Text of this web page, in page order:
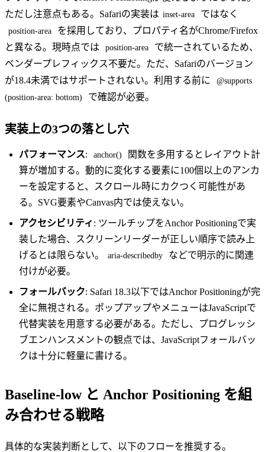
ただし注意点もある。Safariの実装は inset-area ではなく
position-area
を採用しており、プロパティ名がChrome/Firefox
と異なる。現時点では
position-area
で統一されているため、
ベンダープレフィックス不要だ。ただ、Safariのバージョン
が18.4未満ではサポートされない。利用する前に
@supports
(position-area: bottom)
で確認が必要。
実装上の3つの落とし穴
パフォーマンス: anchor()
関数を多用するとレイアウト計
算が増加する。動的に変化する要素に100個以上のアンカ
ーを設定すると、スクロール時にカクつく可能性があ
る。SVG要素やCanvas内では使えない。
アクセシビリティ : ツールチップをAnchor Positioningで実
装した場合、スクリーンリーダーが正しい順序で読み上
げるとは限らない。
aria-describedby
などで明示的に関連
付けが必要。
フォールバック: Safari 18.3以下ではAnchor Positioningが完
全に無視される。ポップアップやメニューはJavaScriptで
代替実装を用意する必要がある。ただし、プログレッシ
ブエンハンスメントの観点では、JavaScriptフォールバッ
クは十分に軽量に書ける。
Baseline-low と Anchor Positioning を組
み合わせる戦略
具体的な実装判断として、以下のフローを推奨する。